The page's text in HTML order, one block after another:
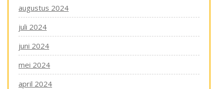
augustus 2024
juli 2024
juni 2024
mei 2024
april 2024